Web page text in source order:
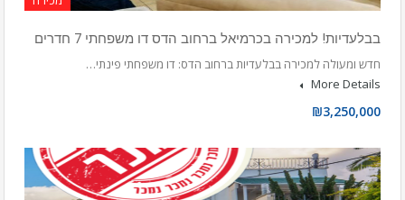
בבלעדיות! למכירה בכרמיאל ברחוב הדס דו משפחתי 7 חדרים
חדש ומעולה למכירה בבלעדיות ברחוב הדס: דו משפחתי פינתי…
More Details
₪3,250,000